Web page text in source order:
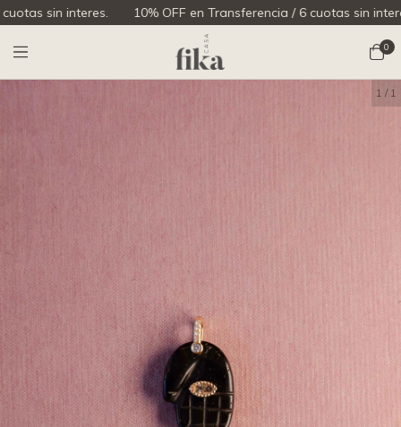
sin interes. 10% OFF en Transferencia / 6 cuotas sin interes.
0
1 / 1